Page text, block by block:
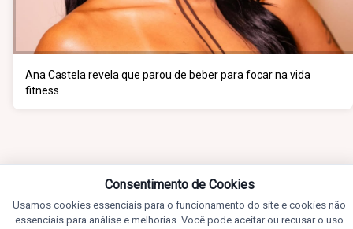
Ana Castela revela que parou de beber para focar na vida
fitness
Consentimento de Cookies
Usamos cookies essenciais para o funcionamento do site e cookies não
essenciais para análise e melhorias. Você pode aceitar ou recusar o uso